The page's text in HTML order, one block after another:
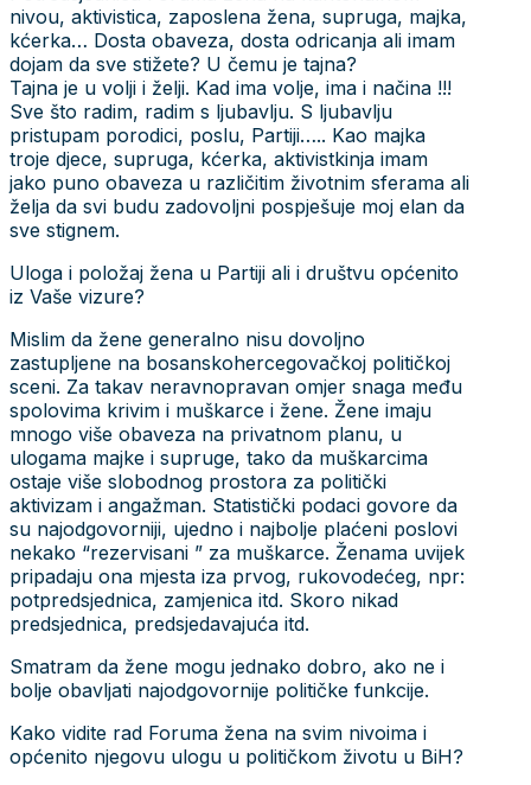
nivou, aktivistica, zaposlena žena, supruga, majka,
kćerka… Dosta obaveza, dosta odricanja ali imam
dojam da sve stižete? U čemu je tajna?
Tajna je u volji i želji. Kad ima volje, ima i načina !!!
Sve što radim, radim s ljubavlju. S ljubavlju
pristupam porodici, poslu, Partiji….. Kao majka
troje djece, supruga, kćerka, aktivistkinja imam
jako puno obaveza u različitim životnim sferama ali
želja da svi budu zadovoljni pospješuje moj elan da
sve stignem.
Uloga i položaj žena u Partiji ali i društvu općenito
iz Vaše vizure?
Mislim da žene generalno nisu dovoljno
zastupljene na bosanskohercegovačkoj političkoj
sceni. Za takav neravnopravan omjer snaga među
spolovima krivim i muškarce i žene. Žene imaju
mnogo više obaveza na privatnom planu, u
ulogama majke i supruge, tako da muškarcima
ostaje više slobodnog prostora za politički
aktivizam i angažman. Statistički podaci govore da
su najodgovorniji, ujedno i najbolje plaćeni poslovi
nekako “rezervisani ” za muškarce. Ženama uvijek
pripadaju ona mjesta iza prvog, rukovodećeg, npr:
potpredsjednica, zamjenica itd. Skoro nikad
predsjednica, predsjedavajuća itd.
Smatram da žene mogu jednako dobro, ako ne i
bolje obavljati najodgovornije političke funkcije.
Kako vidite rad Foruma žena na svim nivoima i
općenito njegovu ulogu u političkom životu u BiH?